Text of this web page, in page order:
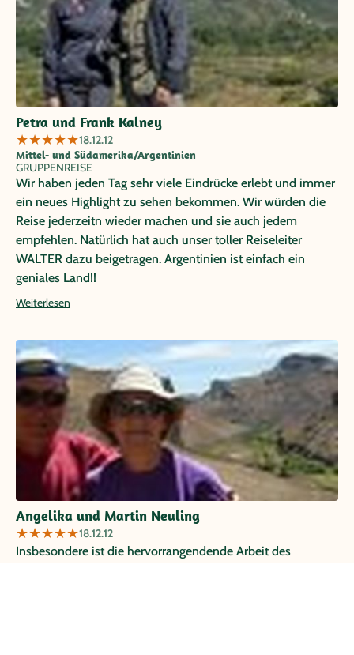
Reiseleitung bildeten eine harmonische Einheit. Ich kann
diese Reise daher wärmstens weiterempfehlen.
Petra und Frank Kalney
★★★★★18.12.12
Mittel- und Südamerika/Argentinien
GRUPPENREISE
Wir haben jeden Tag sehr viele Eindrücke erlebt und immer
ein neues Highlight zu sehen bekommen. Wir würden die
Reise jederzeitn wieder machen und sie auch jedem
empfehlen. Natürlich hat auch unser toller Reiseleiter
WALTER dazu beigetragen. Argentinien ist einfach ein
geniales Land!!
Weiterlesen
Angelika und Martin Neuling
★★★★★18.12.12
Insbesondere ist die hervorrangendende Arbeit des